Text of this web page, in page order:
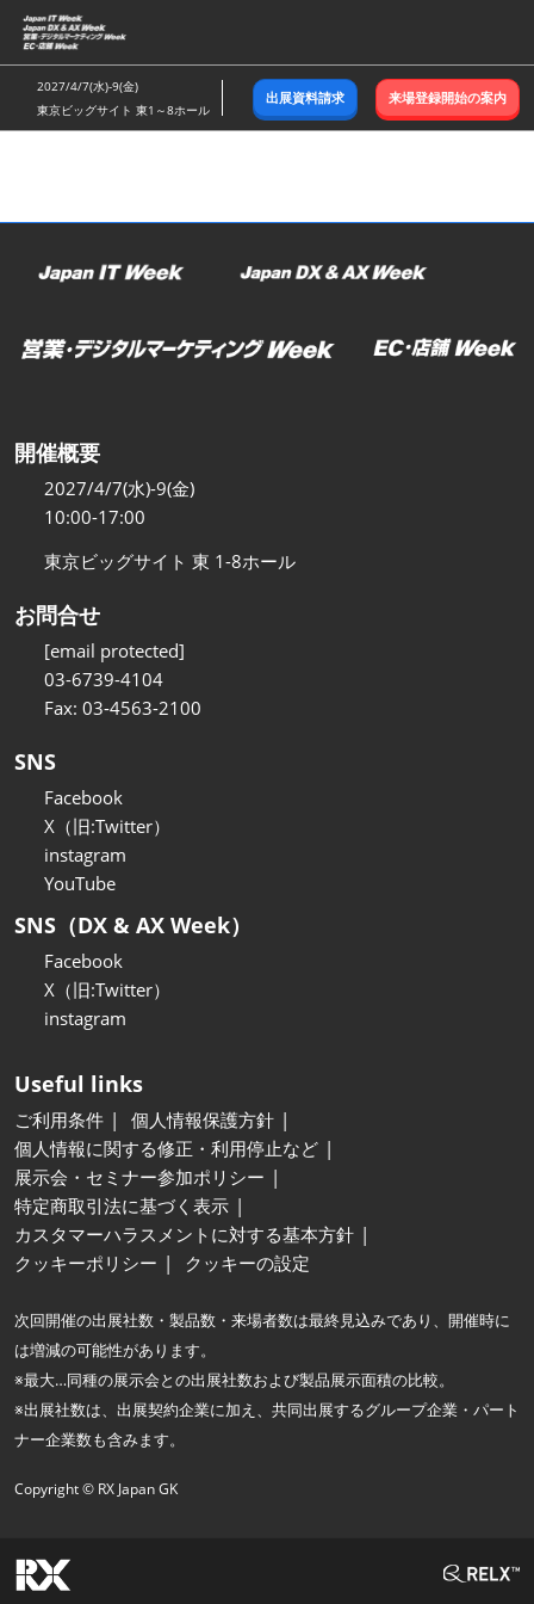
ス
キ
ッ
し
む
2027/4/7(水)-9(金)
東京ビッグサイト 東1～8ホール
出展資料請求 来場登録開始の案内
開催概要
2027/4/7(水)-9(金)
10:00-17:00
東京ビッグサイト 東 1-8ホール
お問合せ
[email protected]
03-6739-4104
Fax: 03-4563-2100
SNS
Facebook
X（旧:Twitter）
instagram
YouTube
SNS（DX & AX Week）
Facebook
X（旧:Twitter）
instagram
Useful links
ご利用条件
個人情報保護方針
個人情報に関する修正・利用停止など
展示会・セミナー参加ポリシー
特定商取引法に基づく表示
カスタマーハラスメントに対する基本方針
クッキーポリシー
クッキーの設定
次回開催の出展社数・製品数・来場者数は最終見込みであり、開催時に
は増減の可能性があります。
※最大…同種の展示会との出展社数および製品展示面積の比較。
※出展社数は、出展契約企業に加え、共同出展するグループ企業・パート
ナー企業数も含みます。
Copyright © RX Japan GK